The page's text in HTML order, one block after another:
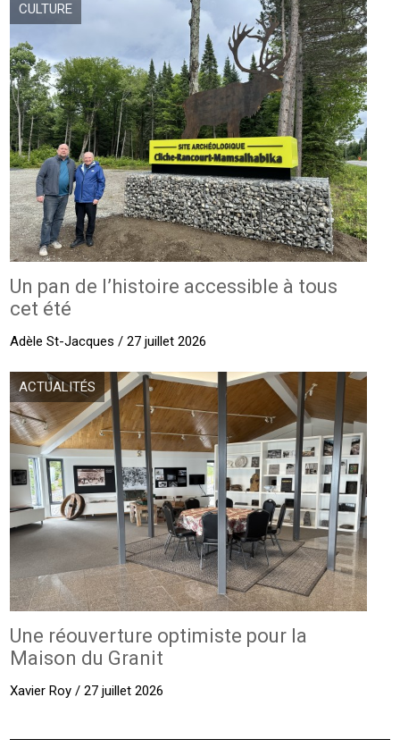
CULTURE
Un pan de l’histoire accessible à tous
cet été
Adèle St-Jacques / 27 juillet 2026
ACTUALITÉS
Une réouverture optimiste pour la
Maison du Granit
Xavier Roy / 27 juillet 2026